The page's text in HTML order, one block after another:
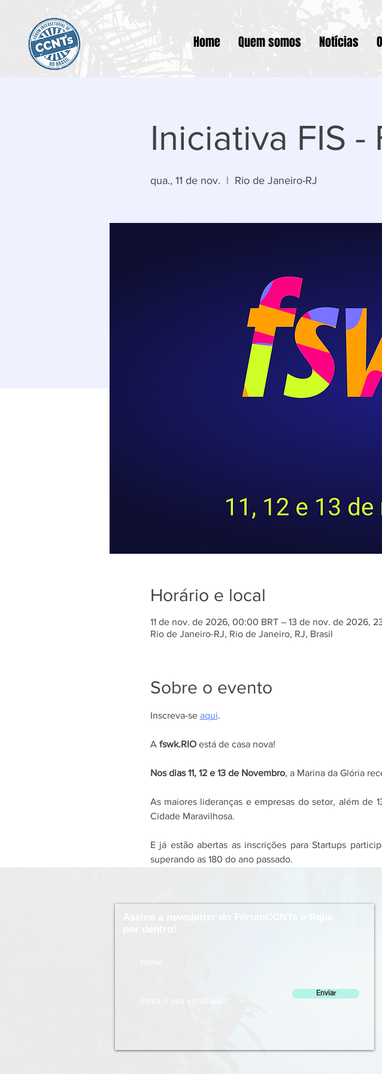
Home Quem somos Notícias
Iniciativa FIS -
qua., 11 de nov.
  |
Rio de Janeiro-RJ
Horário e local
11 de nov. de 2026, 00:00 BRT – 13 de nov. de 2026,
Rio de Janeiro-RJ, Rio de Janeiro, RJ, Brasil
Sobre o evento
Inscreva-se aqui.
A fswk.RIO está de casa nova!
Nos dias 11, 12 e 13 de Novembro, a Marina da Glória
As maiores lideranças e empresas do setor, além de
Cidade Maravilhosa.
E já estão abertas as inscrições para Startups
superando as 180 do ano passado.
Enviar